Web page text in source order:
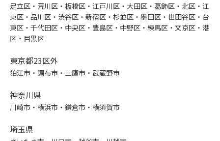
足立区・荒川区・板橋区・江戸川区・大田区・葛飾区・北区・江
東区・品川区・渋谷区・新宿区・杉並区・墨田区・世田谷区・台
東区・千代田区・中央区・豊島区・中野区・練馬区・文京区・港
区・目黒区
東京都23区外
狛江市・調布市・三鷹市・武蔵野市
神奈川県
川崎市・横浜市・鎌倉市・横須賀市
埼玉県